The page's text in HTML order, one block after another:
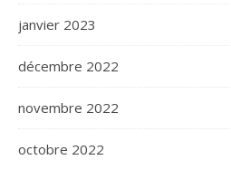
janvier 2023
décembre 2022
novembre 2022
octobre 2022